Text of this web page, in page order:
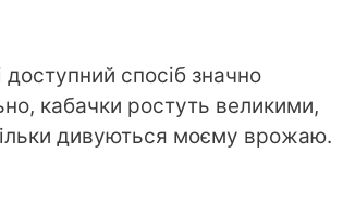
спосіб значно
кабачки ростуть великими,
дивуються моєму врожаю.